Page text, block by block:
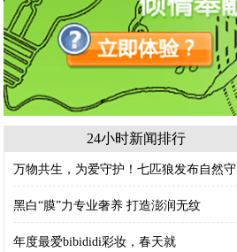
24小时新闻排行
万物共生，为爱守护！七匹狼发布自然守
黑白“膜”力专业奢养 打造澎润无纹
年度最爱bibididi彩妆，春天就